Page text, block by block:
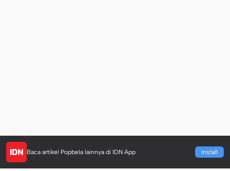
Baca artikel Popbela lainnya di IDN App Install